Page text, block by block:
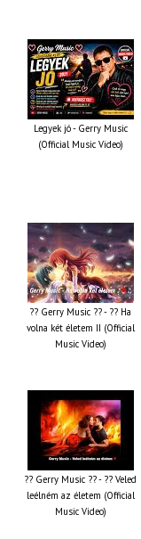
Legyek jó - Gerry Music
(Official Music Video)
?? Gerry Music ?? - ?? Ha
volna két életem II (Official
Music Video)
?? Gerry Music ?? - ?? Veled
leélném az életem (Official
Music Video)